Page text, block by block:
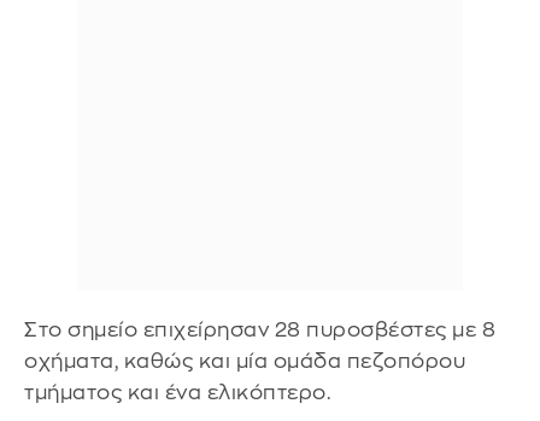
Στο σημείο επιχείρησαν 28 πυροσβέστες με 8
οχήματα, καθώς και μία ομάδα πεζοπόρου
τμήματος και ένα ελικόπτερο.